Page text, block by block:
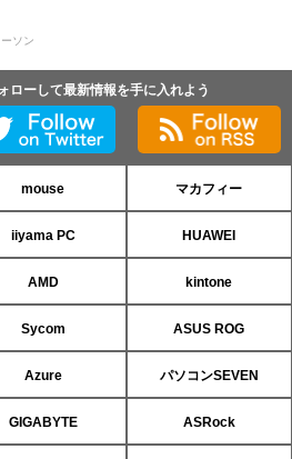
ソン
ローして最新情報を手に入れよう
mouse マカフィー
iiyama PC HUAWEI
AMD kintone
Sycom ASUS ROG
Azure パソコンSEVEN
GIGABYTE ASRock